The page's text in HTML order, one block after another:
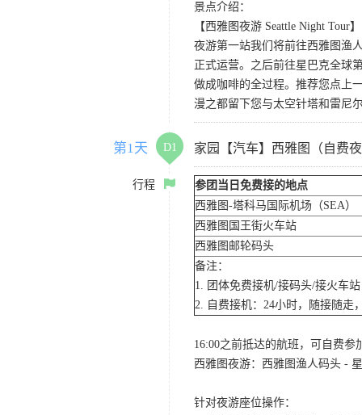
景点介绍：
【西雅图夜游 Seattle Night Tour】
夜游第一站我们将前往西雅图渔
正式运营。之后前往星巴克全球
做成咖啡的全过程。推荐您点上
漫之都留下您与太空针塔和雷尼
第1天 D1 家园【汽车】西雅图（自费
行程
参团当日免费接的地点
西雅图-塔科马国际机场（SEA）
西雅图国王街火车站
西雅图邮轮码头
备注：
1. 团体免费接机/接码头/接火车
2. 自费接机：24小时，随接随走
16:00之前抵达的航班，可自费参
西雅图夜游：西雅图渔人码头 -
针对夜游座位操作：